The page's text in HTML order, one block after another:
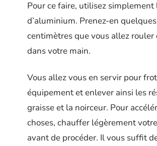
Pour ce faire, utilisez
d’aluminium. Prenez-en quelques
centimètres que vous allez rouler
dans votre main.
Vous allez vous en servir pour
équipement et enlever ainsi les
graisse et la noirceur. Pour
choses, chauffer légèrement
avant de procéder. Il vous suffit